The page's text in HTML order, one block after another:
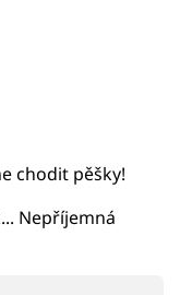
chodit pěšky!
Nepříjemná